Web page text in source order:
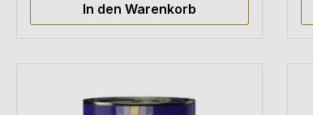
In den Warenkorb